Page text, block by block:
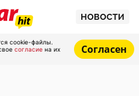
НОВОСТИ
cookie-файлы.
согласие на их
Согласен